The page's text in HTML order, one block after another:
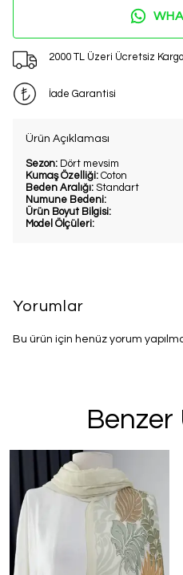
2000 TL Üzeri Ücretsiz Kargo
İade Garantisi
Ürün Açıklaması
Sezon: Dört mevsim
Kumaş Özelliği: Coton
Beden Aralığı: Standart
Numune Bedeni:
Ürün Boyut Bilgisi:
Model Ölçüleri:
Yorumlar
Bu ürün için henüz yorum
Benzer